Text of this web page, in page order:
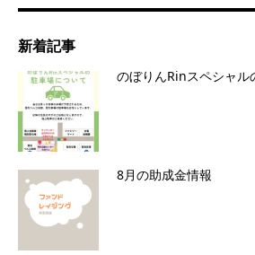
新着記事
のぼりんRinスペシャル
8月の助成金情報